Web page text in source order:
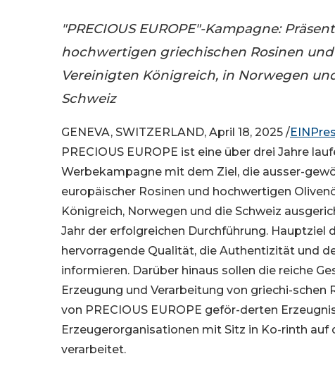
"PRECIOUS EUROPE"-Kampagne:
hochwertigen griechischen Rosinen
Vereinigten Königreich, in Norwegen
Schweiz
GENEVA, SWITZERLAND, April 18, 2025 /
PRECIOUS EUROPE ist eine über drei Jahre
Werbekampagne mit dem Ziel, die ausser-
europäischer Rosinen und hochwertigen
Königreich, Norwegen und die Schweiz
Jahr der erfolgreichen Durchführung. Hauptziel
hervorragende Qualität, die Authentizität und
informieren. Darüber hinaus sollen die reiche
Erzeugung und Verarbeitung von griechi-
von PRECIOUS EUROPE geför-derten
Erzeugerorganisationen mit Sitz in Ko-rinth
verarbeitet.